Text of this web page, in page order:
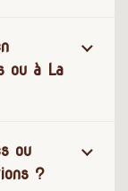
ou à La
ou
?